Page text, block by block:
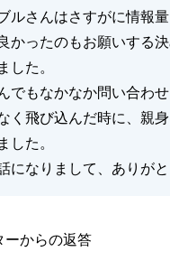
ルさんはさすがに情報
かったのもお願いする
した。
でもなかなか問い合わ
く飛び込んだ時に、親
した。
になりまして、ありがと
バブル
ーからの返答